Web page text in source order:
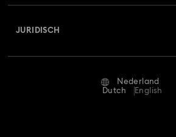
Retourneren en ruilen
Reparatiestatus
Neem contact met ons op
JURIDISCH
Algemene voorwaarden
Nederland
Dutch
English